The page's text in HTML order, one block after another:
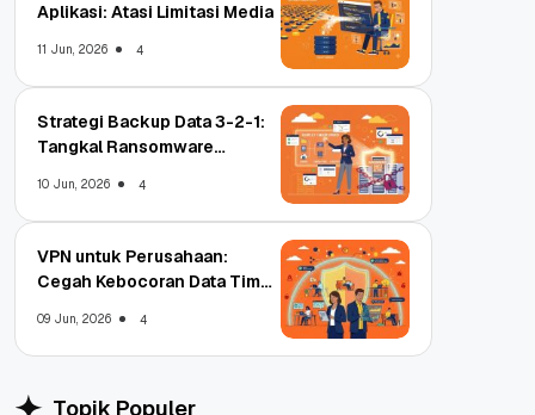
Aplikasi: Atasi Limitasi Media
11 Jun, 2026 4
Strategi Backup Data 3-2-1:
Tangkal Ransomware
10 Jun, 2026 4
VPN untuk Perusahaan:
Cegah Kebocoran Data Tim
09 Jun, 2026 4
Topik Populer